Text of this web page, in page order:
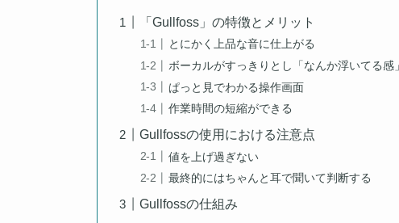
「Gullfoss」の特徴とメリット
とにかく上品な音に仕上がる
ボーカルがすっきりとし「なんか浮いてる感
ぱっと見でわかる操作画面
作業時間の短縮ができる
Gullfossの使用における注意点
値を上げ過ぎない
最終的にはちゃんと耳で聞いて判断する
Gullfossの仕組み